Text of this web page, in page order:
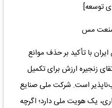
توسعه]
صنعت مس
با تأکید بر حذف موانع
زنجیره ارزش برای تکمیل
است. شرکت ملی صنایع
یک هویت ملی دارد؛ اگرچه